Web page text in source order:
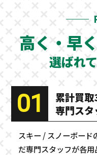
高く・早
選ばれ
01
累計買
専門スタ
スキー / スノーボード
だ専門スタッフが各